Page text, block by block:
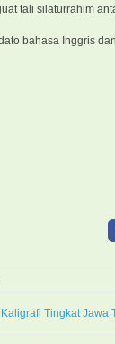
tali silaturrahim
bahasa Inggris
Tingkat Jawa